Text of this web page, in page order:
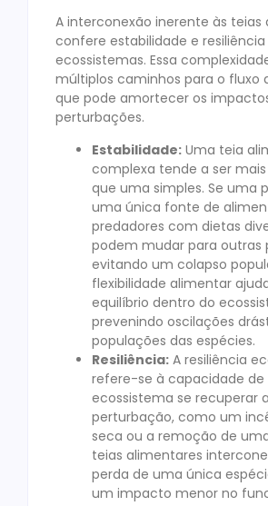
A interconexão inerente às teias
confere estabilidade e resiliência
ecossistemas. Essa
múltiplos caminhos para o fluxo
que pode amortecer os
perturbações.
Estabilidade: Uma teia
complexa tende a ser
que uma simples. Se uma
uma única fonte de
predadores com dietas
podem mudar para outras
evitando um colapso
flexibilidade alimentar
equilíbrio dentro do
prevenindo oscilações
populações das espécies.
Resiliência: A resiliência
refere-se à capacidade de
ecossistema se recuperar
perturbação, como um
seca ou a remoção de
teias alimentares
perda de uma única
um impacto menor no